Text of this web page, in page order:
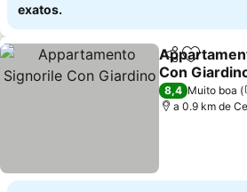
exatos.
Partilhar
Con
Ver preços
8,4 Muito boa
a 0.9 km de